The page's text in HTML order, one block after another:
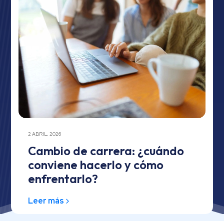
2 ABRIL, 2026
Cambio de carrera: ¿cuándo
conviene hacerlo y cómo
enfrentarlo?
Leer más